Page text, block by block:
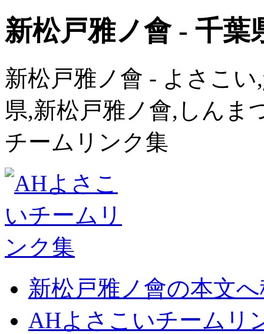
新松戸雅ノ會 - 千葉
新松戸雅ノ會 - よさこ
県,新松戸雅ノ會,しんま
チームリンク集
新松戸雅ノ會の本文
AHよさこいチームリ